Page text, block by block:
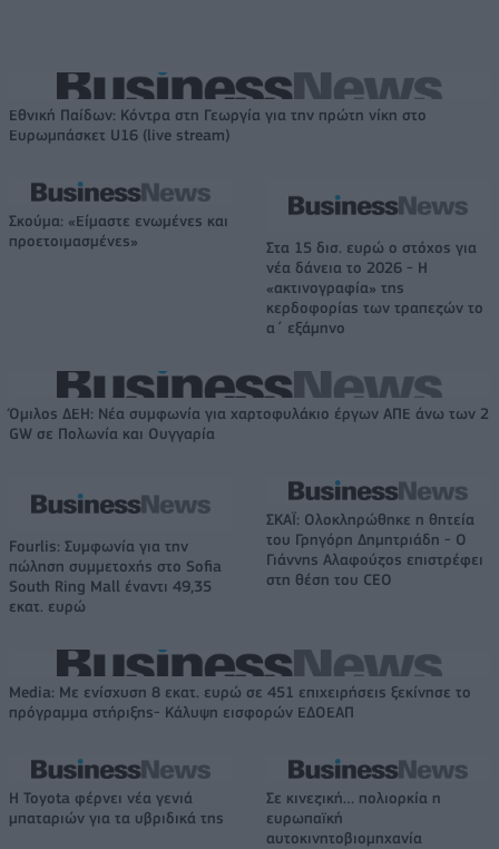
Εθνική Παίδων: Κόντρα στη Γεωργία για την πρώτη νίκη στο
Ευρωμπάσκετ U16 (live stream)
Σκούμα: «Είμαστε ενωμένες και
προετοιμασμένες»
Στα 15 δισ. ευρώ ο στόχος για
νέα δάνεια το 2026 - Η
«ακτινογραφία» της
κερδοφορίας των τραπεζών το
α΄ εξάμηνο
Όμιλος ΔΕΗ: Νέα συμφωνία για χαρτοφυλάκιο έργων ΑΠΕ άνω των 2
GW σε Πολωνία και Ουγγαρία
Fourlis: Συμφωνία για την
πώληση συμμετοχής στο Sofia
South Ring Mall έναντι 49,35
εκατ. ευρώ
ΣΚΑΪ: Ολοκληρώθηκε η θητεία
του Γρηγόρη Δημητριάδη - Ο
Γιάννης Αλαφούζος επιστρέφει
στη θέση του CEO
Media: Με ενίσχυση 8 εκατ. ευρώ σε 451 επιχειρήσεις ξεκίνησε το
πρόγραμμα στήριξης- Κάλυψη εισφορών ΕΔΟΕΑΠ
Η Toyota φέρνει νέα γενιά
μπαταριών για τα υβριδικά της
Σε κινεζική… πολιορκία η
ευρωπαϊκή
αυτοκινητοβιομηχανία